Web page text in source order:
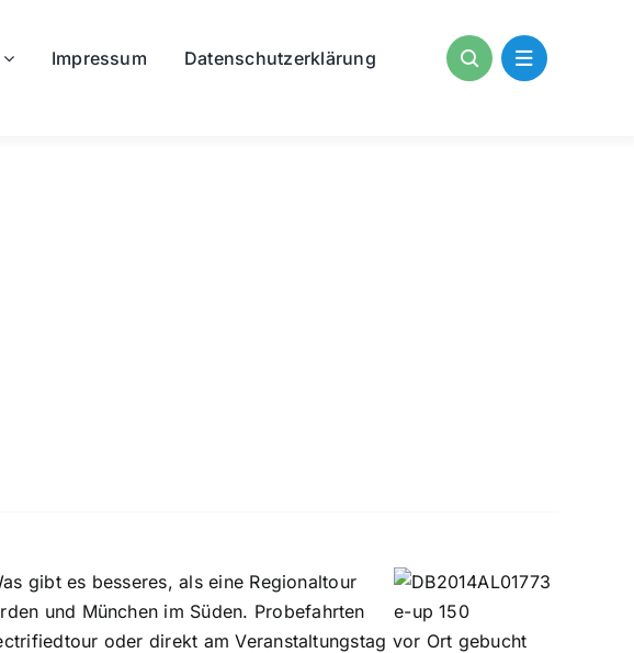
Impressum Datenschutzerklärung
gibt es besseres, als eine Regionaltour
und München im Süden. Probefahrten
oder direkt am Veranstaltungstag vor Ort gebucht